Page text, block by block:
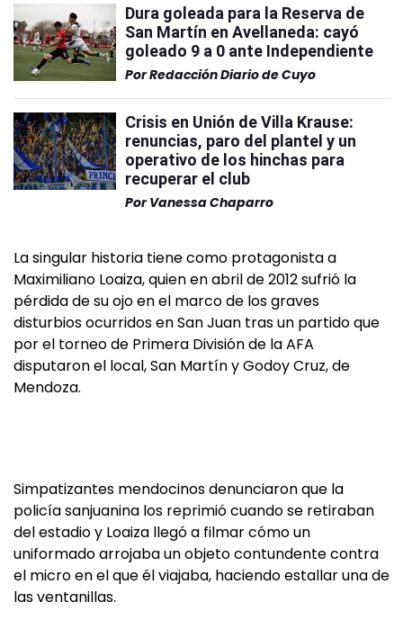
Dura goleada para la Reserva de
San Martín en Avellaneda: cayó
goleado 9 a 0 ante Independiente
PorRedacción Diario de Cuyo
Crisis en Unión de Villa Krause:
renuncias, paro del plantel y un
operativo de los hinchas para
recuperar el club
Por Vanessa Chaparro
La singular historia tiene como protagonista a
Maximiliano Loaiza, quien en abril de 2012 sufrió la
pérdida de su ojo en el marco de los graves
disturbios ocurridos en San Juan tras un partido que
por el torneo de Primera División de la AFA
disputaron el local, San Martín y Godoy Cruz, de
Mendoza.
Simpatizantes mendocinos denunciaron que la
policía sanjuanina los reprimió cuando se retiraban
del estadio y Loaiza llegó a filmar cómo un
uniformado arrojaba un objeto contundente contra
el micro en el que él viajaba, haciendo estallar una de
las ventanillas.